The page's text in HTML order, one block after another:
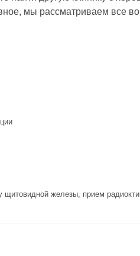
мы рассматриваем все
щитовидной железы, прием